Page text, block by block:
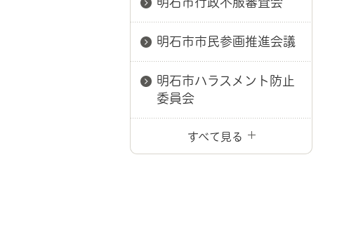
明石市市民参画推進会議
明石市ハラスメント防止
委員会
すべて見る